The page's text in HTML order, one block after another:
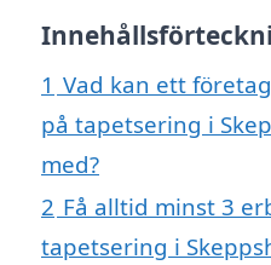
1 Vad kan ett
på tapetsering i
med?
2 Få alltid minst 3
tapetsering i